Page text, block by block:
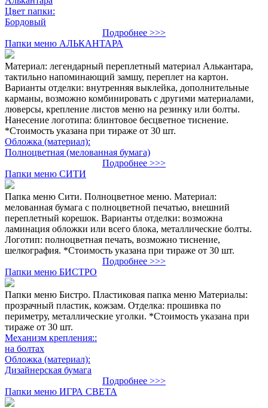
Цвет папки:
Бордовый
Подробнее >>>
Папки меню АЛЬКАНТАРА
Материал: легендарный переплетный материал Алькантара,
тактильно напоминающий замшу, переплет на картон.
Варианты отделки: внутренняя выклейка, дополнительные
карманы, возможно комбинировать с другими материалами,
люверсы, крепление листов меню на резинку или болты.
Нанесение логотипа: блинтовое бесцветное тиснение.
*Стоимость указана при тираже от 30 шт.
Обложка (материал):
Полноцветная (мелованная бумага)
Подробнее >>>
Папки меню СИТИ
Папка меню Сити. Полноцветное меню. Материал:
мелованная бумага с полноцветной печатью, внешний
переплетный корешок. Варианты отделки: возможна
ламинация обложки или всего блока, металлические болты.
Логотип: полноцветная печать, возможно тиснение,
шелкография. *Стоимость указана при тираже от 30 шт.
Подробнее >>>
Папки меню БИСТРО
Папки меню Бистро. Пластиковая папка меню Материалы:
прозрачный пластик, кожзам. Отделка: прошивка по
периметру, металлические уголки. *Стоимость указана при
тираже от 30 шт.
Механизм крепления::
на болтах
Обложка (материал):
Дизайнерская бумага
Подробнее >>>
Папки меню ИГРА СВЕТА